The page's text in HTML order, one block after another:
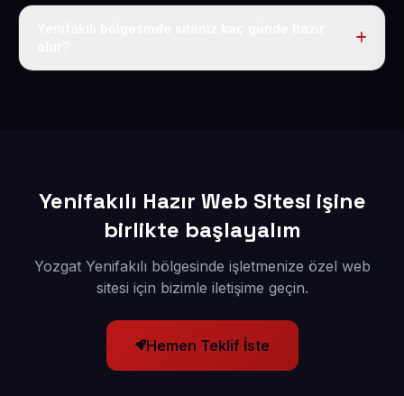
Yenifakılı Hazır Web Sitesi işine
birlikte başlayalım
Yozgat Yenifakılı bölgesinde işletmenize özel web
sitesi için bizimle iletişime geçin.
Hemen Teklif İste